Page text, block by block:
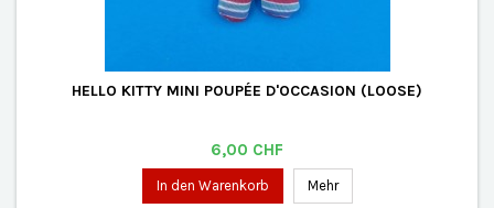
HELLO KITTY MINI POUPÉE D'OCCASION (LOOSE)
Preis
6,00 CHF
In den Warenkorb Mehr